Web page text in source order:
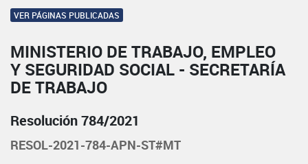
VER PÁGINAS PUBLICADAS
MINISTERIO DE TRABAJO, EMPLEO
Y SEGURIDAD SOCIAL - SECRETARÍA
DE TRABAJO
Resolución 784/2021
RESOL-2021-784-APN-ST#MT